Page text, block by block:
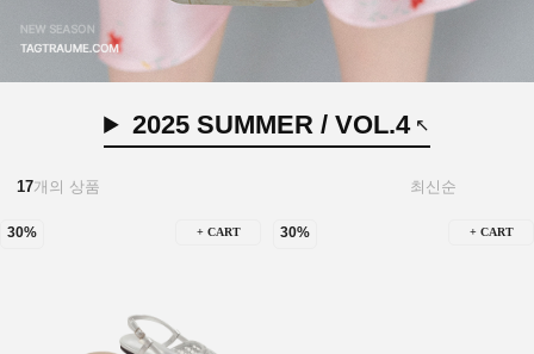
2025 SUMMER / VOL.4
17개의 상품
30% + CART 30% + CART